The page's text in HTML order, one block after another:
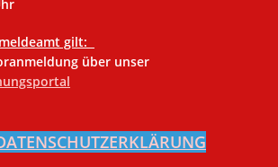
gilt:
über unser